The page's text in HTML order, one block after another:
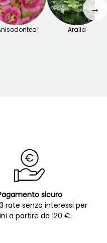
Aralia
→
sicuro
rate senza interessi per
a partire da 120 €.